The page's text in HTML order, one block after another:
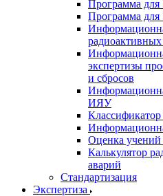
Программа
Программа
радиоактивных
экспертизы
и сбросов
ИЯУ
Оценка учений
Калькулятор
аварий
Стандартизация
Экспертиза